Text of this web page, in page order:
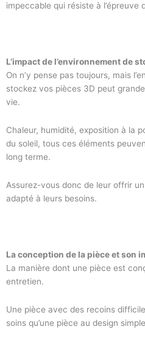
impeccable qui résiste à l’épreuve
L’impact de l’environnement de
On n’y pense pas toujours, mais
stockez vos pièces 3D peut
vie.
Chaleur, humidité, exposition à la
du soleil, tous ces éléments
long terme.
Assurez-vous donc de leur offrir
adapté à leurs besoins.
La conception de la pièce et son
La manière dont une pièce est
entretien.
Une pièce avec des recoins
soins qu’une pièce au design